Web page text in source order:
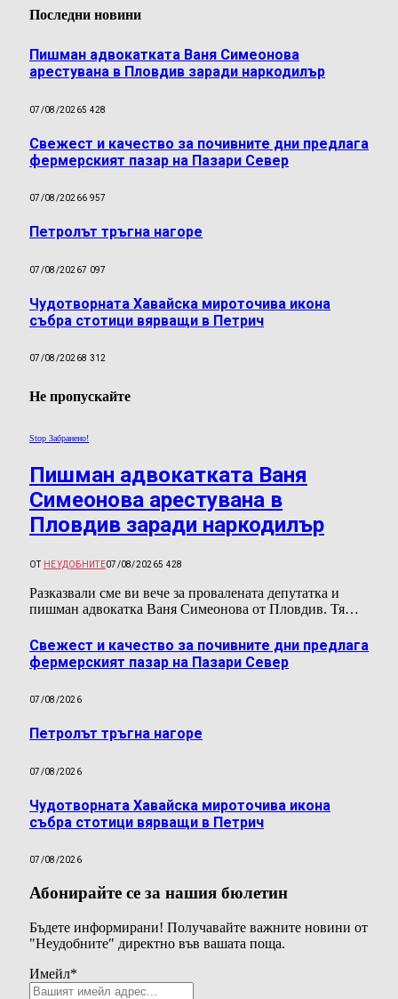
Последни новини
Пишман адвокатката Ваня Симеонова
арестувана в Пловдив заради наркодилър
07/08/20265 428
Свежест и качество за почивните дни предлага
фермерският пазар на Пазари Север
07/08/20266 957
Петролът тръгна нагоре
07/08/20267 097
Чудотворната Хавайска мироточива икона
събра стотици вярващи в Петрич
07/08/20268 312
Не пропускайте
Stop Забранено!
Пишман адвокатката Ваня
Симеонова арестувана в
Пловдив заради наркодилър
ОТ НЕУДОБНИТЕ07/08/20265 428
Разказвали сме ви вече за провалената депутатка и
пишман адвокатка Ваня Симеонова от Пловдив. Тя…
Свежест и качество за почивните дни предлага
фермерският пазар на Пазари Север
07/08/2026
Петролът тръгна нагоре
07/08/2026
Чудотворната Хавайска мироточива икона
събра стотици вярващи в Петрич
07/08/2026
Абонирайте се за нашия бюлетин
Бъдете информирани! Получавайте важните новини от
"Неудобните" директно във вашата поща.
Имейл*